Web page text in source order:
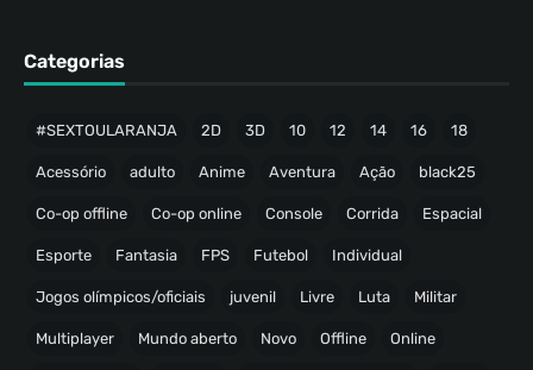
Categorias
#SEXTOULARANJA 2D 3D 10 12 14 16 18
Acessório adulto Anime Aventura Ação black25
Co-op offline Co-op online Console Corrida Espacial
Esporte Fantasia FPS Futebol Individual
Jogos olímpicos/oficiais juvenil Livre Luta Militar
Multiplayer Mundo aberto Novo Offline Online